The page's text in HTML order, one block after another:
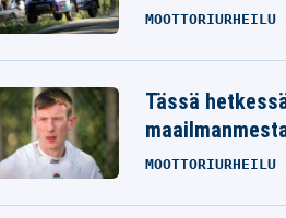
MOOTTORIURHEILU
Tässä
MOOTTORIURHEILU